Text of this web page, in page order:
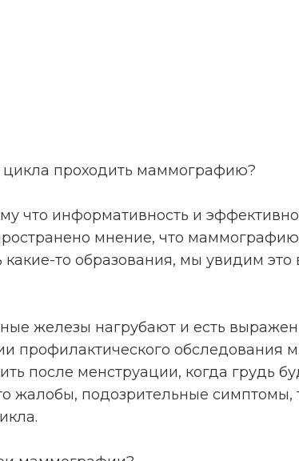
цикла проходить маммографию?
что информативность и
мнение, что
какие-то образования, мы увидим
железы нагрубают и есть
профилактического обследования
после менструации, когда грудь
жалобы, подозрительные